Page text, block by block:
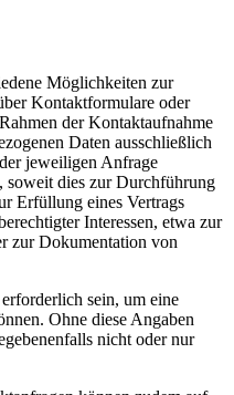
Möglichkeiten zur
Kontaktformulare oder
der Kontaktaufnahme
Daten ausschließlich
jeweiligen Anfrage
soweit dies zur Durchführung
Erfüllung eines Vertrags
Interessen, etwa zur
zur Dokumentation von
sein, um eine
Ohne diese Angaben
nicht oder nur